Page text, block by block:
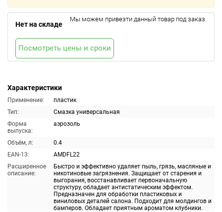
Характеристики
Применение:
пластик
Тип:
Смазка универсальная
Форма
выпуска:
аэрозоль
Объём, л:
0.4
EAN-13:
AMDFL22
Расширенное
описание:
Быстро и эффективно удаляет пыль, грязь, масляные и
никотиновые загрязнения. Защищает от старения и
выгорания, восстанавливает первоначальную
структуру, обладает антистатическим эффектом.
Предназначен для обработки пластиковых и
виниловых деталей салона. Подходит для молдингов и
бамперов. Обладает приятным ароматом клубники.
Нет на складе
Мы можем привезти данный товар под заказ.
Посмотреть цены и сроки